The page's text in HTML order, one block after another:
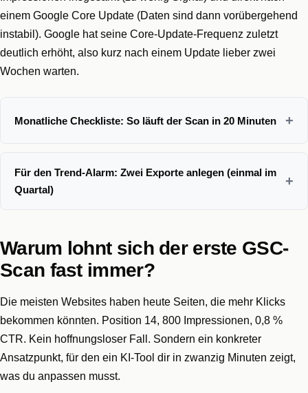
einem Google Core Update (Daten sind dann vorübergehend
instabil). Google hat seine Core-Update-Frequenz zuletzt
deutlich erhöht, also kurz nach einem Update lieber zwei
Wochen warten.
Monatliche Checkliste: So läuft der Scan in 20 Minuten
Für den Trend-Alarm: Zwei Exporte anlegen (einmal im
Quartal)
Warum lohnt sich der erste GSC-
Scan fast immer?
Die meisten Websites haben heute Seiten, die mehr Klicks
bekommen könnten. Position 14, 800 Impressionen, 0,8 %
CTR. Kein hoffnungsloser Fall. Sondern ein konkreter
Ansatzpunkt, für den ein KI-Tool dir in zwanzig Minuten zeigt,
was du anpassen musst.